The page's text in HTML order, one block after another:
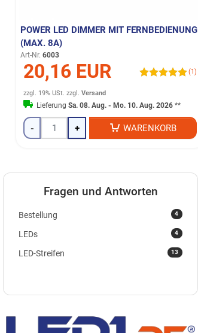
POWER LED DIMMER MIT FERNBEDIENUNG
(MAX. 8A)
Art-Nr. 6003
20,16 EUR (1)
zzgl. 19% USt. zzgl.Versand
LieferungSa. 08. Aug. - Mo. 10. Aug. 2026 **
- + WARENKORB
Fragen und Antworten
4
Bestellung
4
LEDs
13
LED-Streifen